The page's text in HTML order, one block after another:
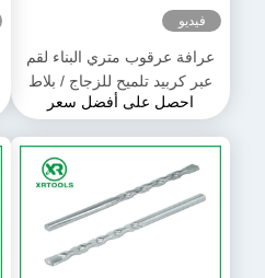
فيديو
عرافة عرقوب متري البناء لقم
عبر كربيد تلميح للزجاج / بلاط
السيراميك
احصل على أفضل سعر